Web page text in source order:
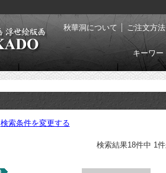
秋華洞について ご注文方法
キーワ
検索条件を変更する
検索結果18件中 1